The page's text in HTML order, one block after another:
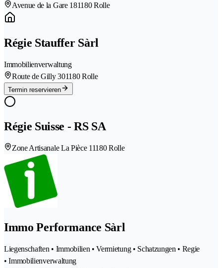
Avenue de la Gare 181180 Rolle
Régie Stauffer Sàrl
Immobilienverwaltung
Route de Gilly 301180 Rolle
Termin reservieren
Régie Suisse - RS SA
Zone Artisanale La Pièce 11180 Rolle
Immo Performance Sàrl
Liegenschaften • Immobilien • Vermietung • Schatzungen • Regie
• Immobilienverwaltung